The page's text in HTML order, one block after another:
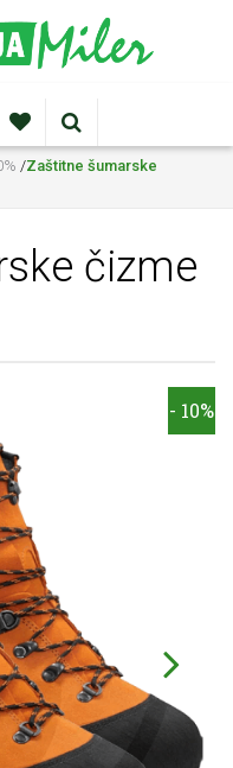
/Zaštitne šumarske
čizme
- 10%